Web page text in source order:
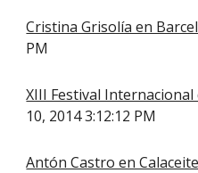
Cristina Grisolía en
PM
XIII Festival
10, 2014 3:12:12 PM
Antón Castro en Calaceite